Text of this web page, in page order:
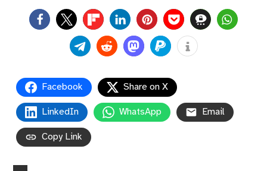
0
Facebook Share on X
LinkedIn WhatsApp Email
Copy Link